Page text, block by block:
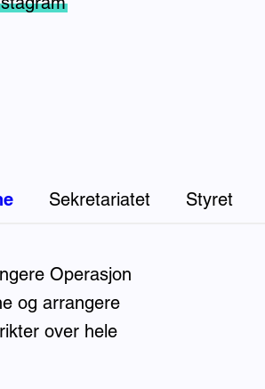
Sekretariatet Styret
Operasjon
og arrangere
over hele